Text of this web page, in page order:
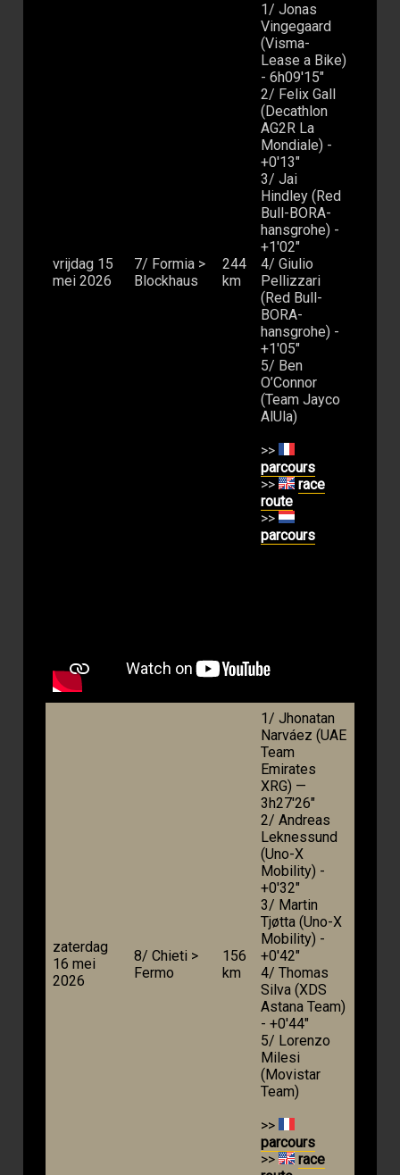
vrijdag 15
mei 2026
7/ Formia >
Blockhaus
244
km
1/ Jonas
Vingegaard
(Visma-
Lease a Bike)
- 6h09'15"
2/ Felix Gall
(Decathlon
AG2R La
Mondiale) -
+0'13"
3/ Jai
Hindley (Red
Bull-BORA-
hansgrohe) -
+1'02"
4/ Giulio
Pellizzari
(Red Bull-
BORA-
hansgrohe) -
+1'05"
5/ Ben
O’Connor
(Team Jayco
AlUla)
>>
parcours
>>
race
route
>>
parcours
zaterdag
16 mei
2026
8/ Chieti >
Fermo
156
km
1/ Jhonatan
Narváez (UAE
Team
Emirates
XRG) —
3h27'26"
2/ Andreas
Leknessund
(Uno-X
Mobility) -
+0'32"
3/ Martin
Tjøtta (Uno-X
Mobility) -
+0'42"
4/ Thomas
Silva (XDS
Astana Team)
- +0'44"
5/ Lorenzo
Milesi
(Movistar
Team)
>>
parcours
>>
race